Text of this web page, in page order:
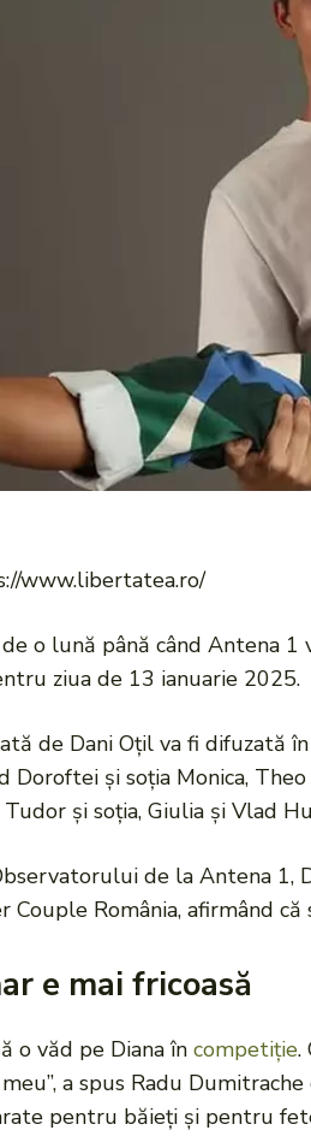
www.libertatea.ro/
o lună până când Antena
ziua de 13 ianuarie 2025.
de Dani Oțil va fi difuzată
Doroftei și soția Monica,
și soția, Giulia și Vlad
de la Antena 1,
România, afirmând
e mai fricoasă
o văd pe Diana în competiție.
a spus Radu
pentru băieți și pentru